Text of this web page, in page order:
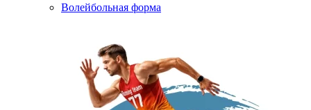
Волейбольная форма